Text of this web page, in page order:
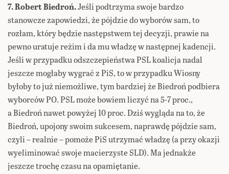
7. Robert Biedroń.Jeśli podtrzyma swoje bardzo
stanowcze zapowiedzi, że pójdzie do wyborów sam, to
rozłam, który będzie następstwem tej decyzji, prawie na
pewno uratuje reżim i da mu władzę w następnej kadencji.
Jeśli w przypadku odszczepieństwa PSL koalicja nadal
jeszcze mogłaby wygrać z PiS, to w przypadku Wiosny
byłoby to już niemożliwe, tym bardziej że Biedroń podbiera
wyborców PO. PSL może bowiem liczyć na 5-7 proc.,
a Biedroń nawet powyżej 10 proc. Dziś wygląda na to, że
Biedroń, upojony swoim sukcesem, naprawdę pójdzie sam,
czyli – realnie – pomoże PiS utrzymać władzę (a przy okazji
wyeliminować swoje macierzyste SLD). Ma jednakże
jeszcze trochę czasu na opamiętanie.